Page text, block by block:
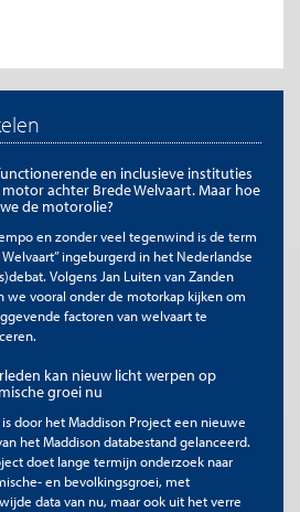
en inclusieve instituties
achter Brede Welvaart. Maar hoe
de motorolie?
en zonder veel tegenwind is de term
Welvaart’’ ingeburgerd in het Nederlandse
Volgens Jan Luiten van Zanden
we vooral onder de motorkap kijken om
factoren van welvaart te
kan nieuw licht werpen op
groei nu
is door het Maddison Project een nieuwe
het Maddison databestand gelanceerd.
doet lange termijn onderzoek naar
en bevolkingsgroei, met
data van nu, maar ook uit het verre